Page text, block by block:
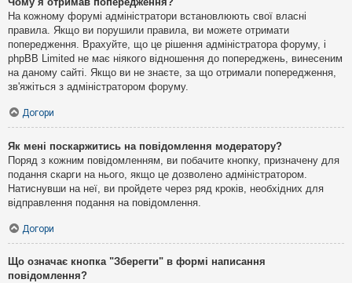
На кожному форумі адміністратори встановлюють свої власні
правила. Якщо ви порушили правила, ви можете отримати
попередження. Врахуйте, що це рішення адміністратора форуму, і
phpBB Limited не має ніякого відношення до попереджень, винесеним
на даному сайті. Якщо ви не знаєте, за що отримали попередження,
зв'яжіться з адміністратором форуму.
Догори
Як мені поскаржитись на повідомлення модератору?
Поряд з кожним повідомленням, ви побачите кнопку, призначену для
подання скарги на нього, якщо це дозволено адміністратором.
Натиснувши на неї, ви пройдете через ряд кроків, необхідних для
відправлення подання на повідомлення.
Догори
Що означає кнопка "Зберегти" в формі написання
повідомлення?